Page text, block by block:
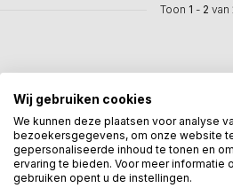
Toon 1 - 2 van
Mis onze nieuwsbrief
Schrijf je in en ontvang onze
Wij gebruiken cookies
We kunnen deze plaatsen voor analyse
bezoekersgegevens, om onze website
gepersonaliseerde inhoud te tonen en
ervaring te bieden. Voor meer informatie
gebruiken opent u de instellingen.